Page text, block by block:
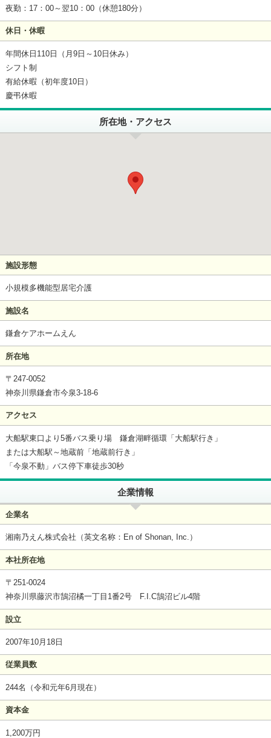
夜勤：17：00～翌10：00（休憩180分）
休日・休暇
年間休日110日（月9日～10日休み）
シフト制
有給休暇（初年度10日）
慶弔休暇
所在地・アクセス
施設形態
小規模多機能型居宅介護
施設名
鎌倉ケアホームえん
所在地
〒247-0052
神奈川県鎌倉市今泉3-18-6
アクセス
大船駅東口より5番バス乗り場 鎌倉湖畔循環「大船駅行き」
または大船駅～地蔵前「地蔵前行き」
「今泉不動」バス停下車徒歩30秒
企業情報
企業名
湘南乃えん株式会社（英文名称：En of Shonan, Inc.）
本社所在地
〒251-0024
神奈川県藤沢市鵠沼橘一丁目1番2号 F.I.C鵠沼ビル4階
設立
2007年10月18日
従業員数
244名（令和元年6月現在）
資本金
1,200万円